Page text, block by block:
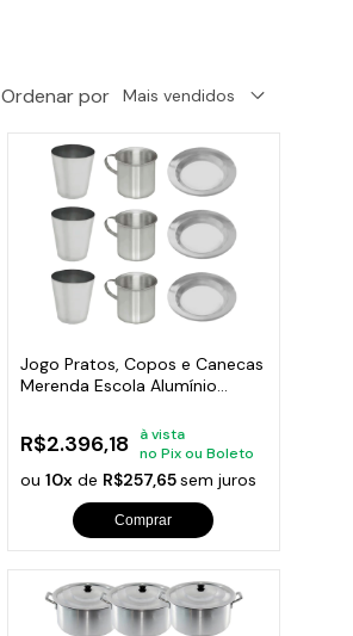
Ordenar por
Jogo Pratos, Copos e Canecas
Merenda Escola Alumínio
R$2.396,18
à vista
no Pix ou Boleto
ou10x de R$257,65sem juros
Comprar